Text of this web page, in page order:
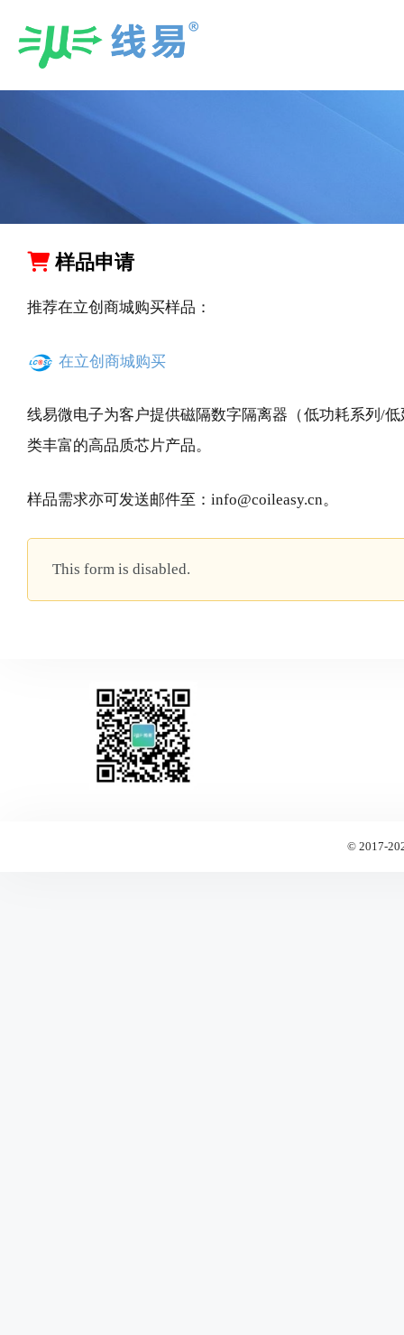
样品申请
推荐在立创商城购买样品：
在立创商城购买
线易微电子为客户提供磁隔数字隔离器（低功耗系列/
类丰富的高品质芯片产品。
样品需求亦可发送邮件至：info@coileasy.cn。
This form is disabled.
© 2017-